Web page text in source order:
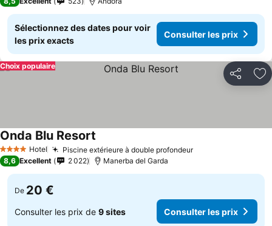
Sélectionnez des dates pour voir
les prix exacts
Consulter les prix
Partager
Choix populaire
4 Étoiles Hotel Piscine extérieure à double profondeur
Onda Blu Resort
8,6 Excellent 2 022 Manerba del Garda
De 20 €
Consulter les prix de 9 sites Consulter les prix